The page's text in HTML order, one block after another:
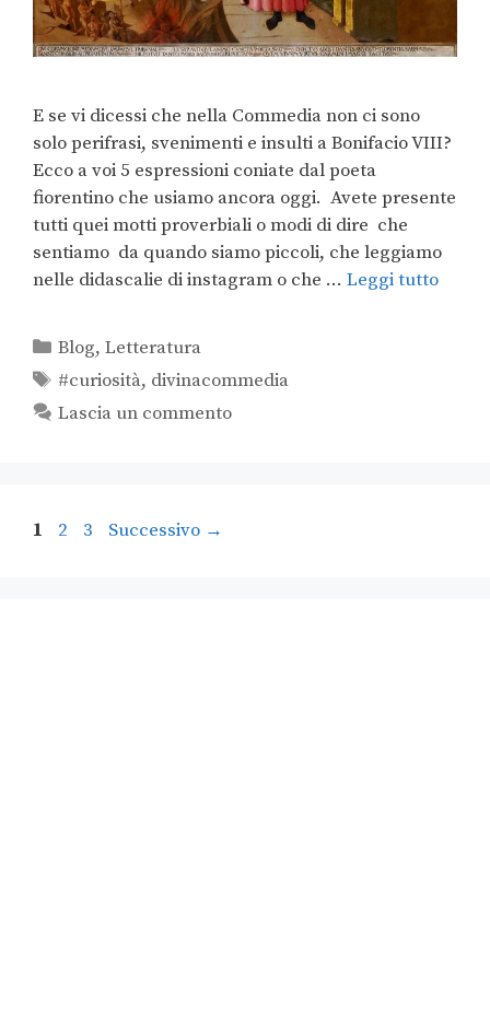
E se vi dicessi che nella Commedia non ci sono
solo perifrasi, svenimenti e insulti a Bonifacio VIII?
Ecco a voi 5 espressioni coniate dal poeta
fiorentino che usiamo ancora oggi. Avete presente
tutti quei motti proverbiali o modi di dire che
sentiamo da quando siamo piccoli, che leggiamo
nelle didascalie di instagram o che … Leggi tutto
Blog,Letteratura
#curiosità, divinacommedia
Lascia un commento
1 2 3 Successivo →